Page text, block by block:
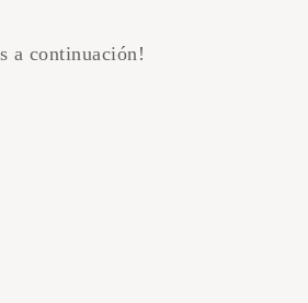
a continuación!